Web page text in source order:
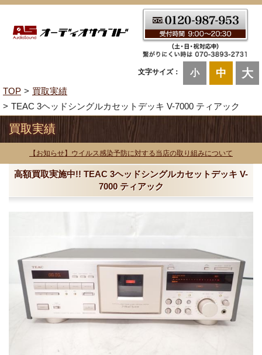
文字サイズ： 小 中 大
TOP
買取実績
TEAC 3ヘッドシングルカセットデッキ V-7000 ティアック
買取実績
【お知らせ】ウイルス感染予防に対する当店の取り組みについて
高額買取実施中!! TEAC 3ヘッドシングルカセットデッキ V-
7000 ティアック